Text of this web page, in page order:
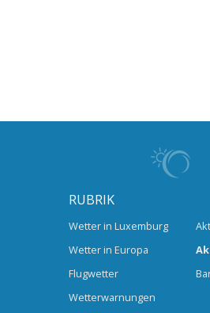
RUBRIK
Wetter in Luxemburg
Wetter in Europa
Flugwetter
Wetterwarnungen